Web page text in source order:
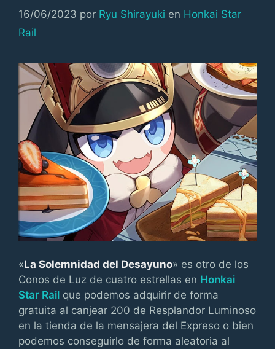
16/06/2023 por Ryu Shirayuki en Categorías
Honkai Star
Rail
«La Solemnidad del Desayuno» es otro de los
Conos de Luz de cuatro estrellas en Honkai
Star Rail que podemos adquirir de forma
gratuita al canjear 200 de Resplandor Luminoso
en la tienda de la mensajera del Expreso o bien
podemos conseguirlo de forma aleatoria al